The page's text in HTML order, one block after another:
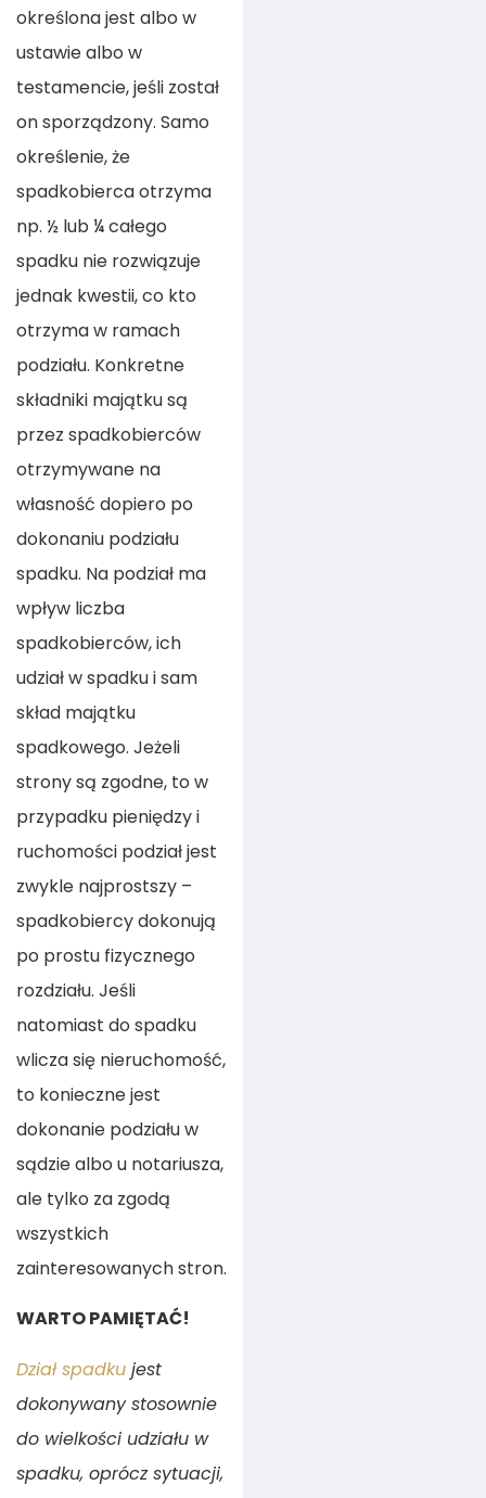
określona jest albo w
ustawie albo w
testamencie, jeśli został
on sporządzony. Samo
określenie, że
spadkobierca otrzyma
np. ½ lub ¼ całego
spadku nie rozwiązuje
jednak kwestii, co kto
otrzyma w ramach
podziału. Konkretne
składniki majątku są
przez spadkobierców
otrzymywane na
własność dopiero po
dokonaniu podziału
spadku. Na podział ma
wpływ liczba
spadkobierców, ich
udział w spadku i sam
skład majątku
spadkowego. Jeżeli
strony są zgodne, to w
przypadku pieniędzy i
ruchomości podział jest
zwykle najprostszy –
spadkobiercy dokonują
po prostu fizycznego
rozdziału. Jeśli
natomiast do spadku
wlicza się nieruchomość,
to konieczne jest
dokonanie podziału w
sądzie albo u notariusza,
ale tylko za zgodą
wszystkich
zainteresowanych stron.
WARTO PAMIĘTAĆ!
Dział spadku jest
dokonywany stosownie
do wielkości udziału w
spadku, oprócz sytuacji,